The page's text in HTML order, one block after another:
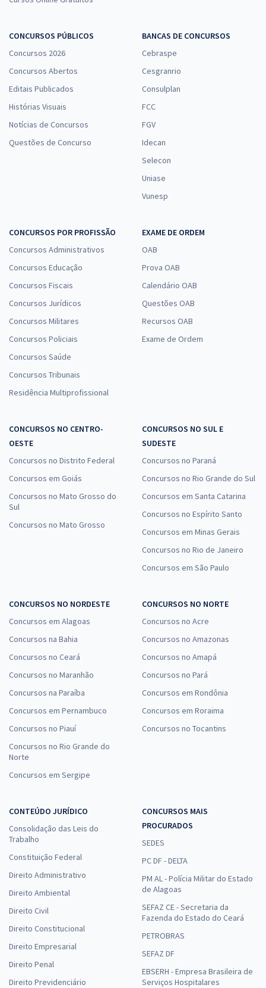
CONCURSOS PÚBLICOS
Concursos 2026
Concursos Abertos
Editais Publicados
Histórias Visuais
Notícias de Concursos
Questões de Concurso
BANCAS DE CONCURSOS
Cebraspe
Cesgranrio
Consulplan
FCC
FGV
Idecan
Selecon
Uniase
Vunesp
CONCURSOS POR PROFISSÃO
Concursos Administrativos
Concursos Educação
Concursos Fiscais
Concursos Jurídicos
Concursos Militares
Concursos Policiais
Concursos Saúde
Concursos Tribunais
Residência Multiprofissional
EXAME DE ORDEM
OAB
Prova OAB
Calendário OAB
Questões OAB
Recursos OAB
Exame de Ordem
CONCURSOS NO CENTRO-
OESTE
Concursos no Distrito Federal
Concursos em Goiás
Concursos no Mato Grosso do
Sul
Concursos no Mato Grosso
CONCURSOS NO SUL E
SUDESTE
Concursos no Paraná
Concursos no Rio Grande do Sul
Concursos em Santa Catarina
Concursos no Espírito Santo
Concursos em Minas Gerais
Concursos no Rio de Janeiro
Concursos em São Paulo
CONCURSOS NO NORDESTE
Concursos em Alagoas
Concursos na Bahia
Concursos no Ceará
Concursos no Maranhão
Concursos na Paraíba
Concursos em Pernambuco
Concursos no Piauí
Concursos no Rio Grande do
Norte
Concursos em Sergipe
CONCURSOS NO NORTE
Concursos no Acre
Concursos no Amazonas
Concursos no Amapá
Concursos no Pará
Concursos em Rondônia
Concursos em Roraima
Concursos no Tocantins
CONTEÚDO JURÍDICO
Consolidação das Leis do
Trabalho
Constituição Federal
Direito Administrativo
Direito Ambiental
Direito Civil
Direito Constitucional
Direito Empresarial
Direito Penal
Direito Previdenciário
CONCURSOS MAIS
PROCURADOS
SEDES
PC DF - DELTA
PM AL - Polícia Militar do Estado
de Alagoas
SEFAZ CE - Secretaria da
Fazenda do Estado do Ceará
PETROBRAS
SEFAZ DF
EBSERH - Empresa Brasileira de
Serviços Hospitalares